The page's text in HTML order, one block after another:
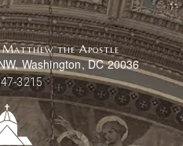
the Apostle
Washington, DC 20036
3215